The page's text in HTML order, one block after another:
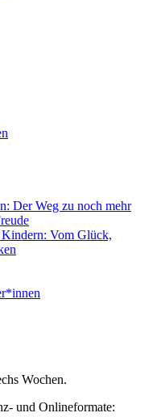
Der Weg zu noch mehr
Vom Glück,
Wochen.
und Onlineformate: